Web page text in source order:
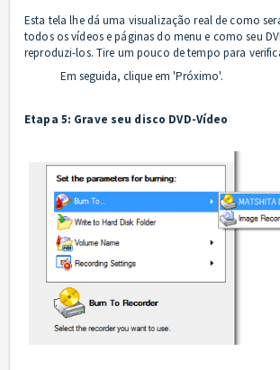
Esta tela lhe dá uma visualização real de como
todos os vídeos e páginas do menu e como seu
reproduzi-los. Tire um pouco de tempo para
Em seguida, clique em 'Próximo'.
Etapa 5: Grave seu disco DVD-Vídeo